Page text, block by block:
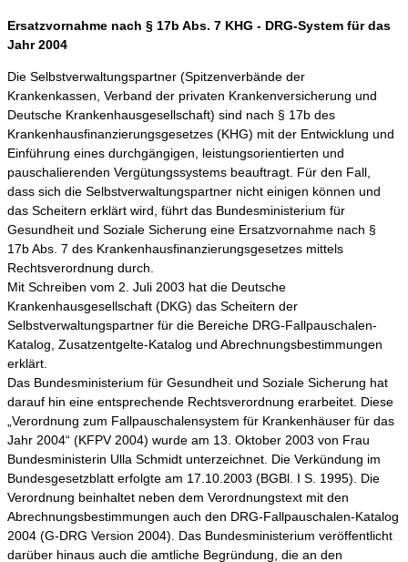
Ersatzvornahme nach § 17b Abs. 7 KHG - DRG-System für das
Jahr 2004
Die Selbstverwaltungspartner (Spitzenverbände der
Krankenkassen, Verband der privaten Krankenversicherung und
Deutsche Krankenhausgesellschaft) sind nach § 17b des
Krankenhausfinanzierungsgesetzes (KHG) mit der Entwicklung und
Einführung eines durchgängigen, leistungsorientierten und
pauschalierenden Vergütungssystems beauftragt. Für den Fall,
dass sich die Selbstverwaltungspartner nicht einigen können und
das Scheitern erklärt wird, führt das Bundesministerium für
Gesundheit und Soziale Sicherung eine Ersatzvornahme nach §
17b Abs. 7 des Krankenhausfinanzierungsgesetzes mittels
Rechtsverordnung durch.
Mit Schreiben vom 2. Juli 2003 hat die Deutsche
Krankenhausgesellschaft (DKG) das Scheitern der
Selbstverwaltungspartner für die Bereiche DRG-Fallpauschalen-
Katalog, Zusatzentgelte-Katalog und Abrechnungsbestimmungen
erklärt.
Das Bundesministerium für Gesundheit und Soziale Sicherung hat
darauf hin eine entsprechende Rechtsverordnung erarbeitet. Diese
„Verordnung zum Fallpauschalensystem für Krankenhäuser für das
Jahr 2004“ (KFPV 2004) wurde am 13. Oktober 2003 von Frau
Bundesministerin Ulla Schmidt unterzeichnet. Die Verkündung im
Bundesgesetzblatt erfolgte am 17.10.2003 (BGBl. I S. 1995). Die
Verordnung beinhaltet neben dem Verordnungstext mit den
Abrechnungsbestimmungen auch den DRG-Fallpauschalen-Katalog
2004 (G-DRG Version 2004). Das Bundesministerium veröffentlicht
darüber hinaus auch die amtliche Begründung, die an den